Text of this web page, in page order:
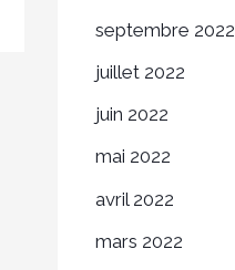
septembre 2022
juillet 2022
juin 2022
mai 2022
avril 2022
mars 2022